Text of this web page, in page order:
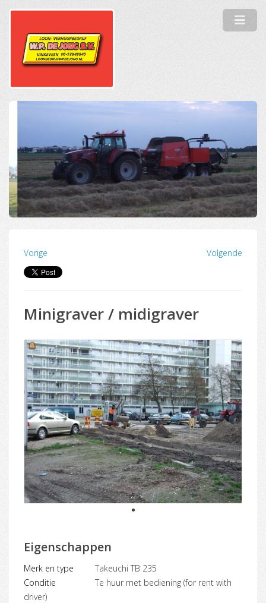
Vorige Volgende
Minigraver / midigraver
1
Eigenschappen
Merk en type
Takeuchi TB 235
Conditie
Te huur met bediening (for rent with
driver)